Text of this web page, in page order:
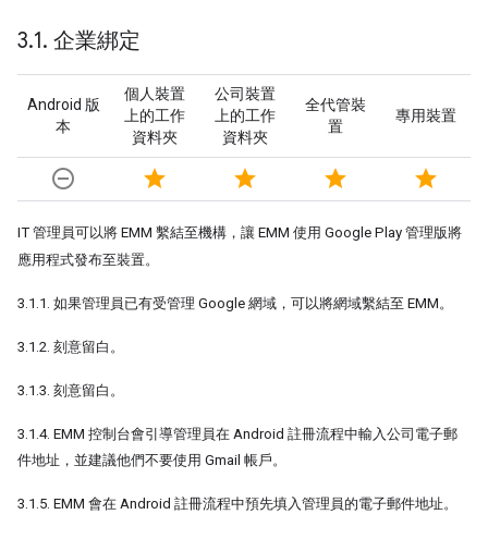
3.1. 企業綁定
Android 版
本
個人裝置
上的工作
資料夾
公司裝置
上的工作
資料夾
全代管裝
置
專用裝置
remove_circle_outline star star star star
IT 管理員可以將 EMM 繫結至機構，讓 EMM 使用 Google Play 管理版將
應用程式發布至裝置。
3.1.1. 如果管理員已有受管理 Google 網域，可以將網域繫結至 EMM。
3.1.2. 刻意留白。
3.1.3. 刻意留白。
3.1.4. EMM 控制台會引導管理員在 Android 註冊流程中輸入公司電子郵
件地址，並建議他們不要使用 Gmail 帳戶。
3.1.5. EMM 會在 Android 註冊流程中預先填入管理員的電子郵件地址。